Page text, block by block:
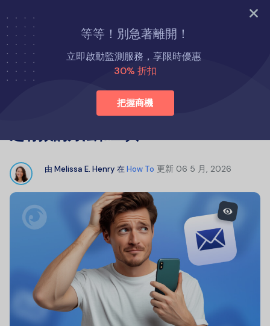
立即試用
等等！別急著離開！
立即啟動監測服務，享限時優惠
30% 折扣
把握商機
首頁
如何在 iPhone 上看到某人的簡訊：行之有效的方法和工具
如何在 iPhone 上看到某人的簡訊：行
由 Melissa E. Henry 在How To 更新 06 5 月, 2026